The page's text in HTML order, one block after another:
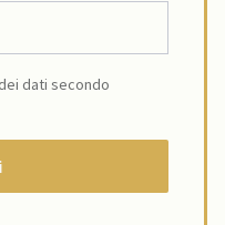
dati secondo